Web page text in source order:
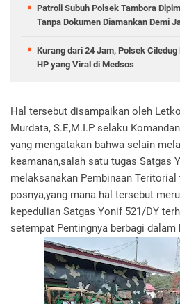
Patroli Subuh Polsek Tambora
Tanpa Dokumen Diamankan Demi
Kurang dari 24 Jam, Polsek
HP yang Viral di Medsos
Hal tersebut disampaikan oleh
Murdata, S.E,M.I.P selaku
yang mengatakan bahwa selain
keamanan,salah satu tugas Satgas
melaksanakan Pembinaan
posnya,yang mana hal tersebut
kepedulian Satgas Yonif 521/DY
setempat Pentingnya berbagi dalam